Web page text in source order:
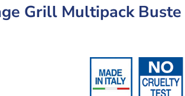
Grill Multipack